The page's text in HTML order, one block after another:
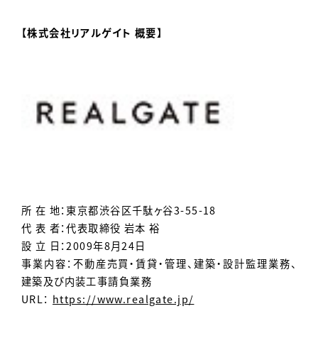
【株式会社リアルゲイト 概要】
所 在 地：東京都渋谷区千駄ヶ谷3-55-18
代 表 者：代表取締役 岩本 裕
設 立 日：2009年8月24日
事業内容：不動産売買・賃貸・管理、建築・設計監理業務、
建築及び内装工事請負業務
URL： https://www.realgate.jp/